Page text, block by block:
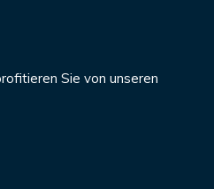
Sie von unseren